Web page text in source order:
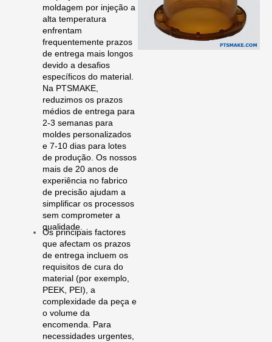
moldagem por injeção a
alta temperatura
enfrentam
frequentemente prazos
de entrega mais longos
devido a desafios
específicos do material.
Na PTSMAKE,
reduzimos os prazos
médios de entrega para
2-3 semanas para
moldes personalizados
e 7-10 dias para lotes
de produção. Os nossos
mais de 20 anos de
experiência no fabrico
de precisão ajudam a
simplificar os processos
sem comprometer a
qualidade.
Os principais factores
que afectam os prazos
de entrega incluem os
requisitos de cura do
material (por exemplo,
PEEK, PEI), a
complexidade da peça e
o volume da
encomenda. Para
necessidades urgentes,